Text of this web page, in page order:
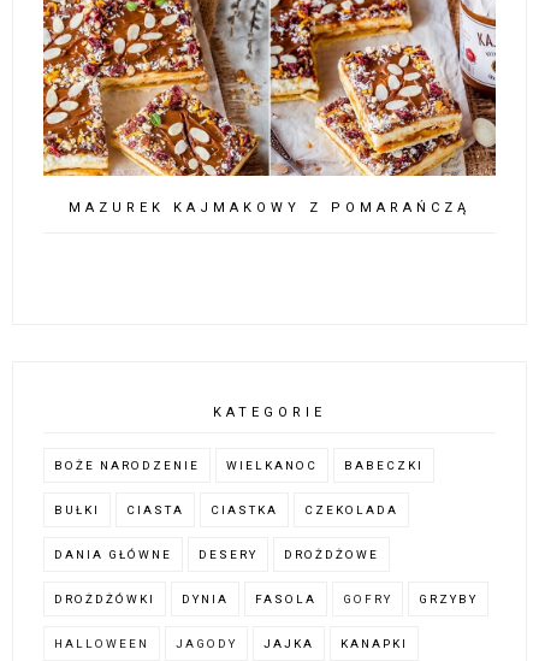
MAZUREK KAJMAKOWY Z POMARAŃCZĄ
KATEGORIE
BOŻE NARODZENIE WIELKANOC BABECZKI
BUŁKI CIASTA CIASTKA CZEKOLADA
DANIA GŁÓWNE DESERY DROŻDŻOWE
DROŻDŻÓWKI DYNIA FASOLA GOFRY GRZYBY
HALLOWEEN JAGODY JAJKA KANAPKI